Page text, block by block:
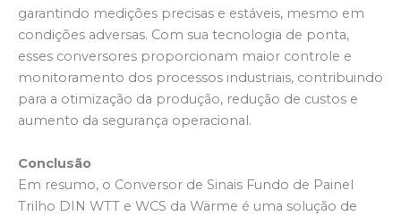
garantindo medições precisas e estáveis, mesmo em
condições adversas. Com sua tecnologia de ponta,
esses conversores proporcionam maior controle e
monitoramento dos processos industriais, contribuindo
para a otimização da produção, redução de custos e
aumento da segurança operacional.
Conclusão
Em resumo, o Conversor de Sinais Fundo de Painel
Trilho DIN WTT e WCS da Wärme é uma solução de